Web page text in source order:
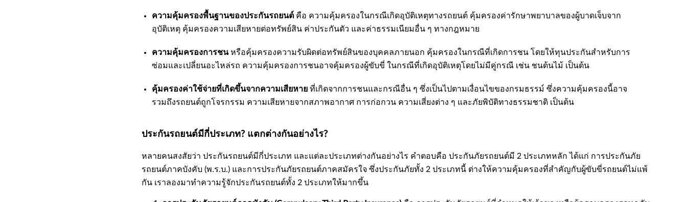
ความคุ้มครองพื้นฐานของประกันรถยนต์คือ ความคุ้มครองในกรณีเกิดอุบัติเหตุทางรถยนต์ คุ้มครองค่ารักษาพยาบาลของผู้บาดเจ็บจาก
อุบัติเหตุ คุ้มครองความเสียหายต่อทรัพย์สิน ค่าประกันตัว และค่าธรรมเนียมอื่น ๆ ทางกฎหมาย
ความคุ้มครองการชนหรือคุ้มครองความรับผิดต่อทรัพย์สินของบุคคลภายนอก คุ้มครองในกรณีที่เกิดการชน โดยให้ทุนประกันสำหรับการ
ซ่อมและเปลี่ยนอะไหล่รถ ความคุ้มครองการชนอาจคุ้มครองผู้ขับขี่ ในกรณีที่เกิดอุบัติเหตุโดยไม่มีคู่กรณี เช่น ชนต้นไม้ เป็นต้น
คุ้มครองค่าใช้จ่ายที่เกิดขึ้นจากความเสียหาย ที่เกิดจากการชนและกรณีอื่น ๆ ซึ่งเป็นไปตามเงื่อนไขของกรมธรรม์ ซึ่งความคุ้มครองนี้อาจ
รวมถึงรถยนต์ถูกโจรกรรม ความเสียหายจากสภาพอากาศ การก่อกวน ความเสี่ยงต่าง ๆ และภัยพิบัติทางธรรมชาติ เป็นต้น
ประกันรถยนต์มีกี่ประเภท? แตกต่างกันอย่างไร?
หลายคนสงสัยว่า ประกันรถยนต์มีกี่ประเภท และแต่ละประเภทต่างกันอย่างไร คำตอบคือ ประกันภัยรถยนต์มี 2 ประเภทหลัก ได้แก่ การประกันภัย
รถยนต์ภาคบังคับ (พ.ร.บ.) และการประกันภัยรถยนต์ภาคสมัครใจ ซึ่งประกันภัยทั้ง 2 ประเภทนี้ ต่างให้ความคุ้มครองที่สำคัญกับผู้ขับขี่รถยนต์ไม่แพ้
กัน เราลองมาทำความรู้จักประกันรถยนต์ทั้ง 2 ประเภทให้มากขึ้น